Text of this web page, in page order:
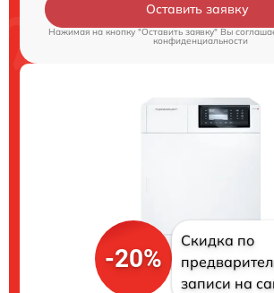
Оставить заявку
Нажимая на кнопку "Оставить заявку" Вы
конфиденциальности
-20%
Скидка по
записи на